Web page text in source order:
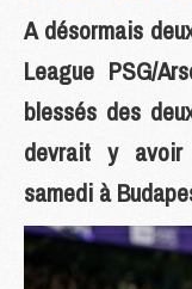
A désormais
League PSG/
blessés des
devrait y avoir
samedi à